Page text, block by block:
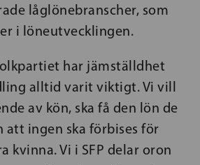
låglönebranscher, som
i löneutvecklingen.
har jämställdhet
alltid varit viktigt. Vi vill
av kön, ska få den lön de
ingen ska förbises för
kvinna. Vi i SFP delar oron